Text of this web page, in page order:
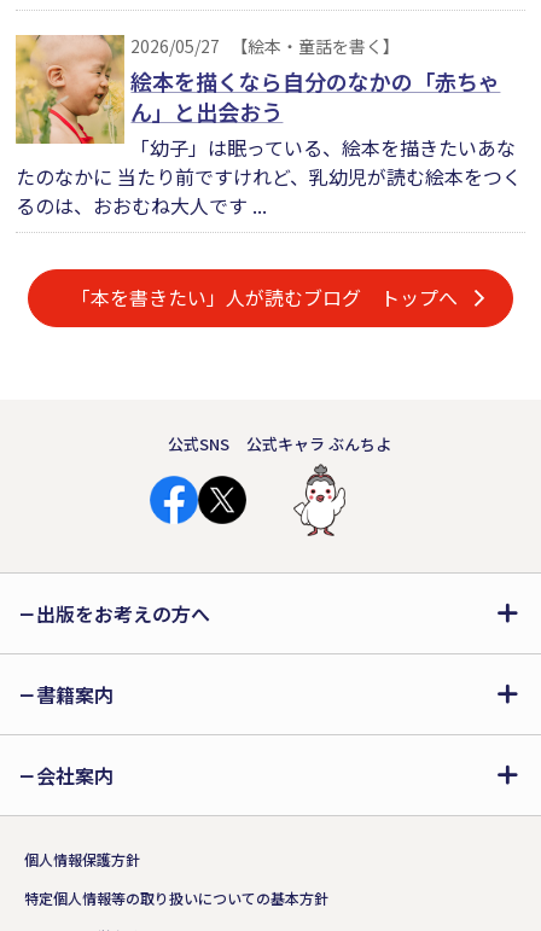
2026/05/27 【絵本・童話を書く】
絵本を描くなら自分のなかの「赤ちゃ
ん」と出会おう
「幼子」は眠っている、絵本を描きたいあな
たのなかに 当たり前ですけれど、乳幼児が読む絵本をつく
るのは、おおむね大人です ...
「本を書きたい」人が読むブログ トップへ
公式SNS 公式キャラ ぶんちよ
出版をお考えの方へ
書籍案内
会社案内
個人情報保護方針
特定個人情報等の取り扱いについての基本方針